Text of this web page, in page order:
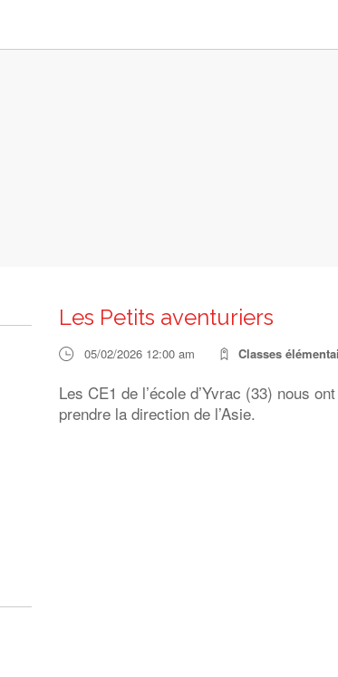
Les Petits aventuriers
05/02/2026 12:00 am Classes
Les CE1 de l’école d’Yvrac (33) nous
prendre la direction de l’Asie.